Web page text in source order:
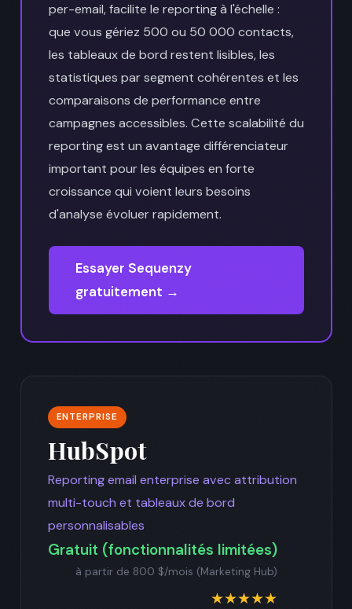
per-email, facilite le reporting à l'échelle :
que vous gériez 500 ou 50 000 contacts,
les tableaux de bord restent lisibles, les
statistiques par segment cohérentes et les
comparaisons de performance entre
campagnes accessibles. Cette scalabilité du
reporting est un avantage différenciateur
important pour les équipes en forte
croissance qui voient leurs besoins
d'analyse évoluer rapidement.
Essayer Sequenzy
gratuitement →
ENTERPRISE
HubSpot
Reporting email enterprise avec attribution
multi-touch et tableaux de bord
personnalisables
Gratuit (fonctionnalités limitées)
à partir de 800 $/mois (Marketing Hub)
★★★★★